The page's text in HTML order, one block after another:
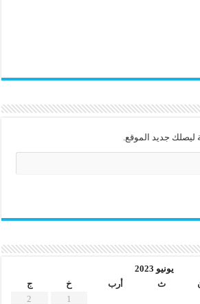
ليصلك جديد الموقع.
يونيو 2023
ث أرب خ
ج
1
2